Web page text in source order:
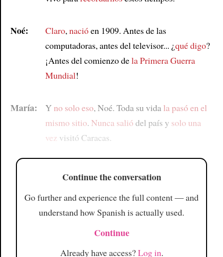
Noé: Claro, nacióen 1909. Antes de las
computadoras, antes del televisor... ¿qué digo?
¡Antes del comienzo dela Primera Guerra
Mundial!
María: Y no solo eso, Noé. Toda su vida la pasó en el
mismo sitio. Nunca salió del país y solo una
vez visitó Caracas.
Continue the conversation
Go further and experience the full content — and
understand how Spanish is actually used.
Continue
Already have access?Log in.